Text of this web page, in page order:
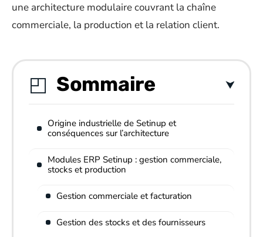
une architecture modulaire couvrant la chaîne
commerciale, la production et la relation client.
Sommaire
Origine industrielle de Setinup et
conséquences sur l’architecture
Modules ERP Setinup : gestion commerciale,
stocks et production
Gestion commerciale et facturation
Gestion des stocks et des fournisseurs